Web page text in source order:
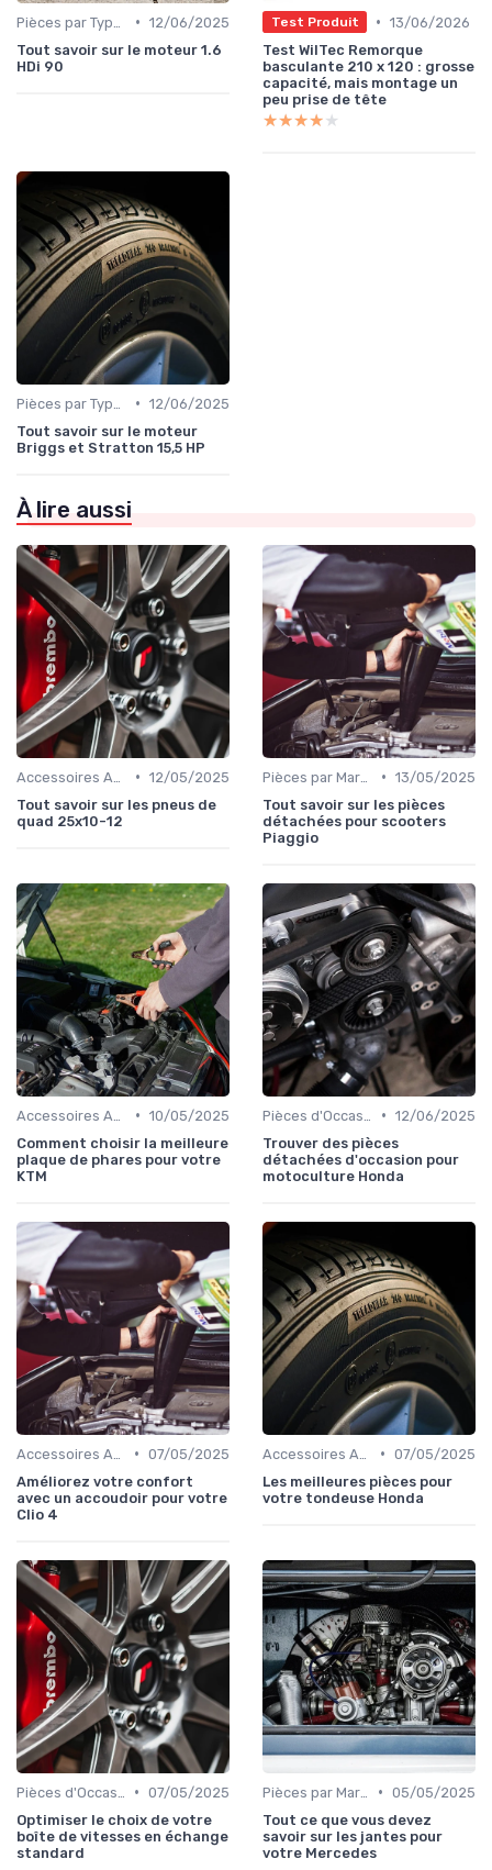
• 12/06/2025
Tout savoir sur le moteur 1.6
HDi 90
Test Produit • 13/06/2026
Test WilTec Remorque
basculante 210 x 120 : grosse
capacité, mais montage un
peu prise de tête
★★★★★
★★★★★
• 12/06/2025
Tout savoir sur le moteur
Briggs et Stratton 15,5 HP
À lire aussi
• 12/05/2025
Tout savoir sur les pneus de
quad 25x10-12
• 13/05/2025
Tout savoir sur les pièces
détachées pour scooters
Piaggio
• 10/05/2025
Comment choisir la meilleure
plaque de phares pour votre
KTM
• 12/06/2025
Trouver des pièces
détachées d'occasion pour
motoculture Honda
• 07/05/2025
Améliorez votre confort
avec un accoudoir pour votre
Clio 4
• 07/05/2025
Les meilleures pièces pour
votre tondeuse Honda
• 07/05/2025
Optimiser le choix de votre
boîte de vitesses en échange
standard
• 05/05/2025
Tout ce que vous devez
savoir sur les jantes pour
votre Mercedes